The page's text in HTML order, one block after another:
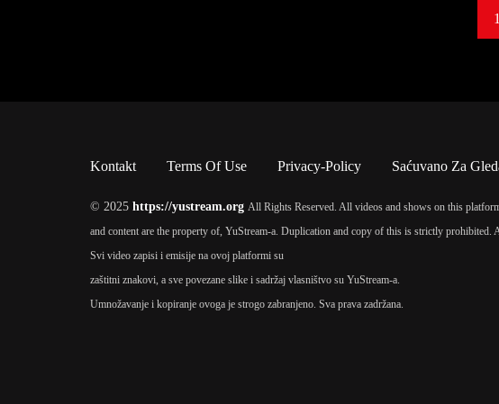
1
Kontakt Terms Of Use Privacy-Policy Saćuvano Za
© 2025 https://yustream.org All Rights Reserved. All videos and shows on this
and content are the property of, YuStream-a. Duplication and copy of this is strictly
Svi video zapisi i emisije na ovoj platformi su
zaštitni znakovi, a sve povezane slike i sadržaj vlasništvo su YuStream-a.
Umnožavanje i kopiranje ovoga je strogo zabranjeno. Sva prava zadržana.